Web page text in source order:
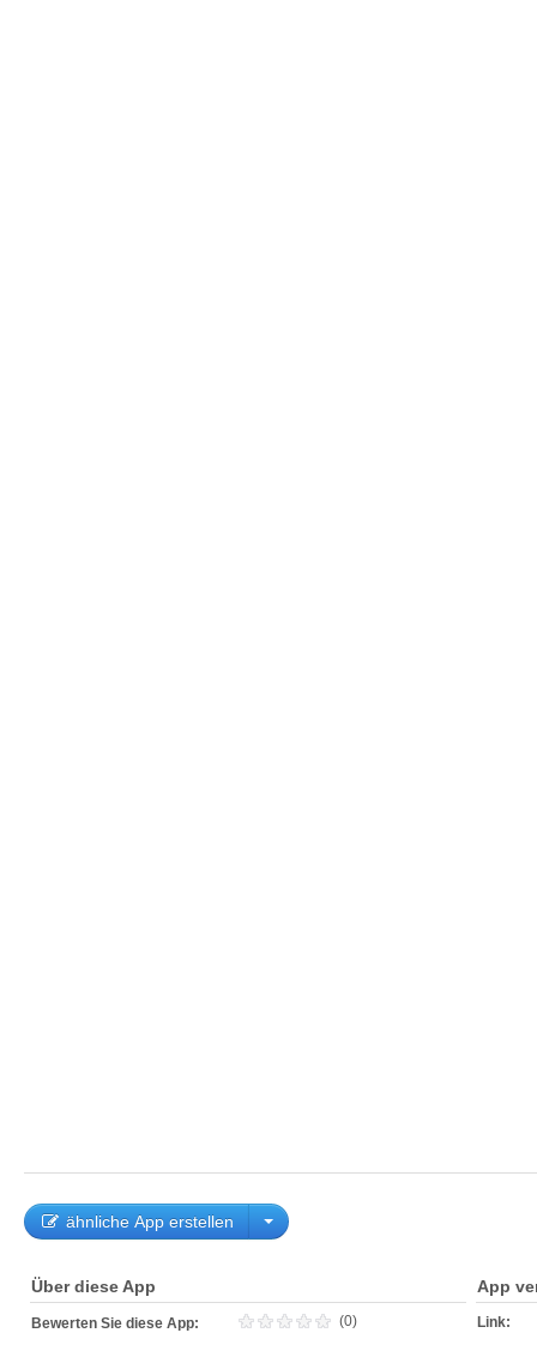
ähnliche App erstellen
Über diese App
Bewerten Sie diese App: (0)
App
Link: